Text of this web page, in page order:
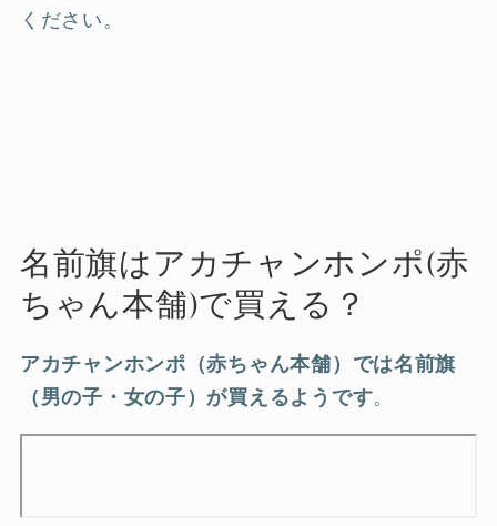
ください。
名前旗はアカチャンホンポ(赤
ちゃん本舗)で買える？
アカチャンホンポ（赤ちゃん本舗）では名前旗
（男の子・女の子）が買えるようです。